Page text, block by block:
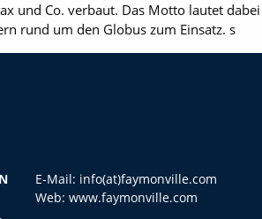
und Co. verbaut. Das Motto lautet
rund um den Globus zum Einsatz. s
E-Mail: info(at)faymonville.com
Web: www.faymonville.com